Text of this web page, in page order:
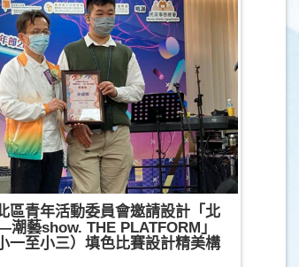
區青年活動委員會邀請設計「北
潮藝show. THE PLATFORM」
一至小三）填色比賽設計精美構